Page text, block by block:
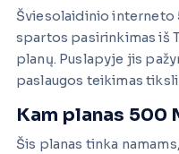
Šviesolaidinio interneto
spartos pasirinkimas iš
planų. Puslapyje jis
paslaugos teikimas
Kam planas 500
Šis planas tinka